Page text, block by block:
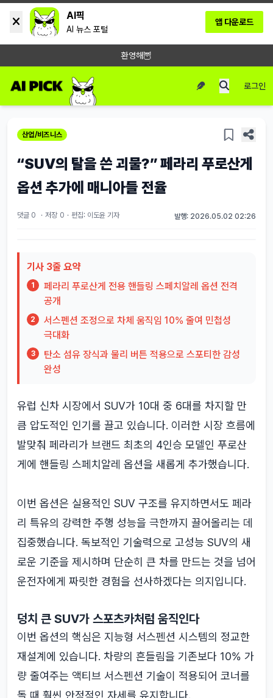
AI픽
AI 뉴스 포털
앱 다운로드
환영해🦉
로그인
산업/비즈니스
“SUV의 탈을 쓴 괴물?” 페라리 푸로산게
옵션 추가에 매니아들 전율
댓글 0 · 저장 0 · 편집: 이도윤 기자 발행: 2026.05.02 02:26
기사 3줄 요약
1
페라리 푸로산게 전용 핸들링 스페치알레 옵션 전격
공개
2
서스펜션 조정으로 차체 움직임 10% 줄여 민첩성
극대화
3
탄소 섬유 장식과 물리 버튼 적용으로 스포티한 감성
완성
유럽 신차 시장에서 SUV가 10대 중 6대를 차지할 만
큼 압도적인 인기를 끌고 있습니다. 이러한 시장 흐름에
발맞춰 페라리가 브랜드 최초의 4인승 모델인 푸로산
게에 핸들링 스페치알레 옵션을 새롭게 추가했습니다.
이번 옵션은 실용적인 SUV 구조를 유지하면서도 페라
리 특유의 강력한 주행 성능을 극한까지 끌어올리는 데
집중했습니다. 독보적인 기술력으로 고성능 SUV의 새
로운 기준을 제시하며 단순히 큰 차를 만드는 것을 넘어
운전자에게 짜릿한 경험을 선사하겠다는 의지입니다.
덩치 큰 SUV가 스포츠카처럼 움직인다
이번 옵션의 핵심은 지능형 서스펜션 시스템의 정교한
재설계에 있습니다. 차량의 흔들림을 기존보다 10% 가
량 줄여주는 액티브 서스펜션 기술이 적용되어 코너를
돌 때 훨씬 안정적인 자세를 유지합니다.